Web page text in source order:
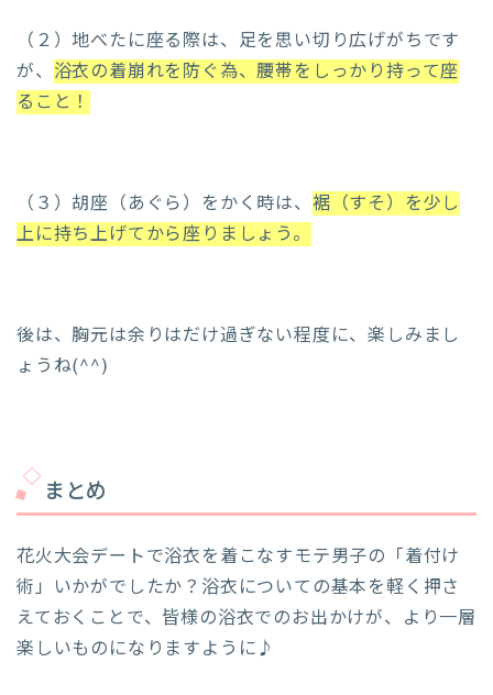
（２）地べたに座る際は、足を思い切り広げがちです
が、 浴衣の着崩れを防ぐ為、腰帯をしっかり持って座
ること！
（３）胡座（あぐら）をかく時は、 裾（すそ）を少し
上に持ち上げてから座りましょう。
後は、胸元は余りはだけ過ぎない程度に、楽しみまし
ょうね(^^)
まとめ
花火大会デートで浴衣を着こなすモテ男子の「着付け
術」いかがでしたか？浴衣についての基本を軽く押さ
えておくことで、皆様の浴衣でのお出かけが、より一層
楽しいものになりますように♪